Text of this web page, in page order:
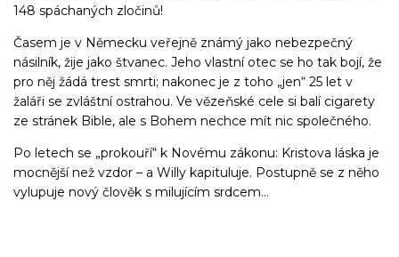
148 spáchaných zločinů!
Časem je v Německu veřejně známý jako nebezpečný
násilník, žije jako štvanec. Jeho vlastní otec se ho tak bojí, že
pro něj žádá trest smrti; nakonec je z toho „jen“ 25 let v
žaláři se zvláštní ostrahou. Ve vězeňské cele si balí cigarety
ze stránek Bible, ale s Bohem nechce mít nic společného.
Po letech se „prokouří“ k Novému zákonu: Kristova láska je
mocnější než vzdor – a Willy kapituluje. Postupně se z něho
vylupuje nový člověk s milujícím srdcem…